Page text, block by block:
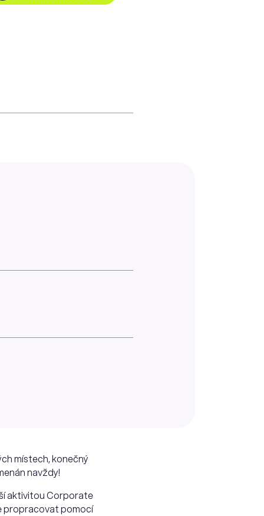
místech, konečný
navždy!
aktivitou Corporate
propracovat pomocí